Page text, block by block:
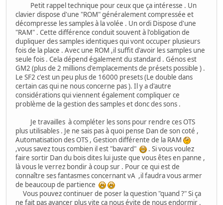
Petit rappel technique pour ceux que ça intéresse . Un
clavier dispose d'une "ROM" généralement compressée et
décompresse les samples à la volée . Un ordi Dispose d'une
"RAM" . Cette différence conduit souvent à l'obligation de
dupliquer des samples identiques qui vont occuper plusieurs
fois de la place . Avec une ROM ,il suffit d'avoir les samples une
seule fois . Cela dépend également du standard . Génos est
GM2 (plus de 2 millions d'emplacements de présets possible ) .
Le SF2 c'est un peu plus de 16000 presets (Le double dans
certain cas qui ne nous concerne pas ). Il y a d'autre
considérations qui viennent également compliquer ce
problème de la gestion des samples et donc des sons .
Je travailles à compléter les sons pour rendre ces OTS
plus utilisables . Je ne sais pas à quoi pense Dan de son coté ,
Automatisation des OTS , Gestion différente de la RAM
,vous savez tous combien il est "bavard"
. Si vous voulez
faire sortir Dan du bois dites lui juste que vous êtes en panne ,
là vous le verrez bondir à coup sur . Pour ce qui est de
connaître ses fantasmes concernant vA ,il faudra vous armer
de beaucoup de partience
Vous pouvez continuer de poser la question "quand ?" Si ça
ne fait pas avancer plus vite ça nous évite de nous endormir .